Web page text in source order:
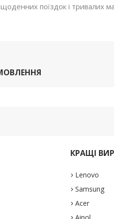
поїздок і тривалих
КРАЩІ
Lenovo
Samsung
Acer